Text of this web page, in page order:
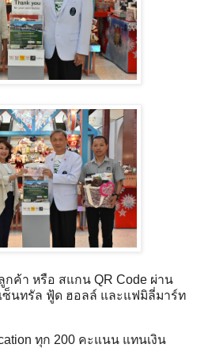
กค้า หรือ สแกน QR Code ผ่าน
ซ็นทรัล ฟู้ด ฮอลล์ และแฟมิลี่มาร์ท
ทุก 200 คะแนน แทนเงิน